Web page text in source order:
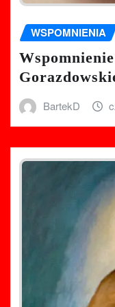
WSPOMNIENIA
BartekD